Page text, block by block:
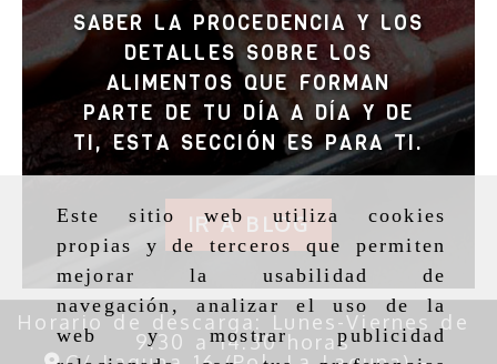
Este sitio web utiliza cookies
propias y de terceros que permiten
mejorar la usabilidad de
navegación, analizar el uso de la
web y mostrar publicidad
SABER LA PROCEDENCIA Y LOS
DETALLES SOBRE LOS
ALIMENTOS QUE FORMAN
PARTE DE TU DÍA A DÍA Y DE
TI, ESTA SECCIÓN ES PARA TI.
IR A BLOG
Horario de descarga: Lunes-Viernes de
9:30 a 14:30 horas